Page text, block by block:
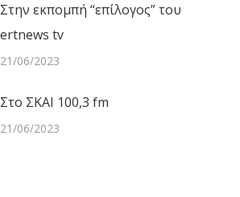
Στην εκπομπή “επίλογος” του
ertnews tv
21/06/2023
Στο ΣΚΑΙ 100,3 fm
21/06/2023